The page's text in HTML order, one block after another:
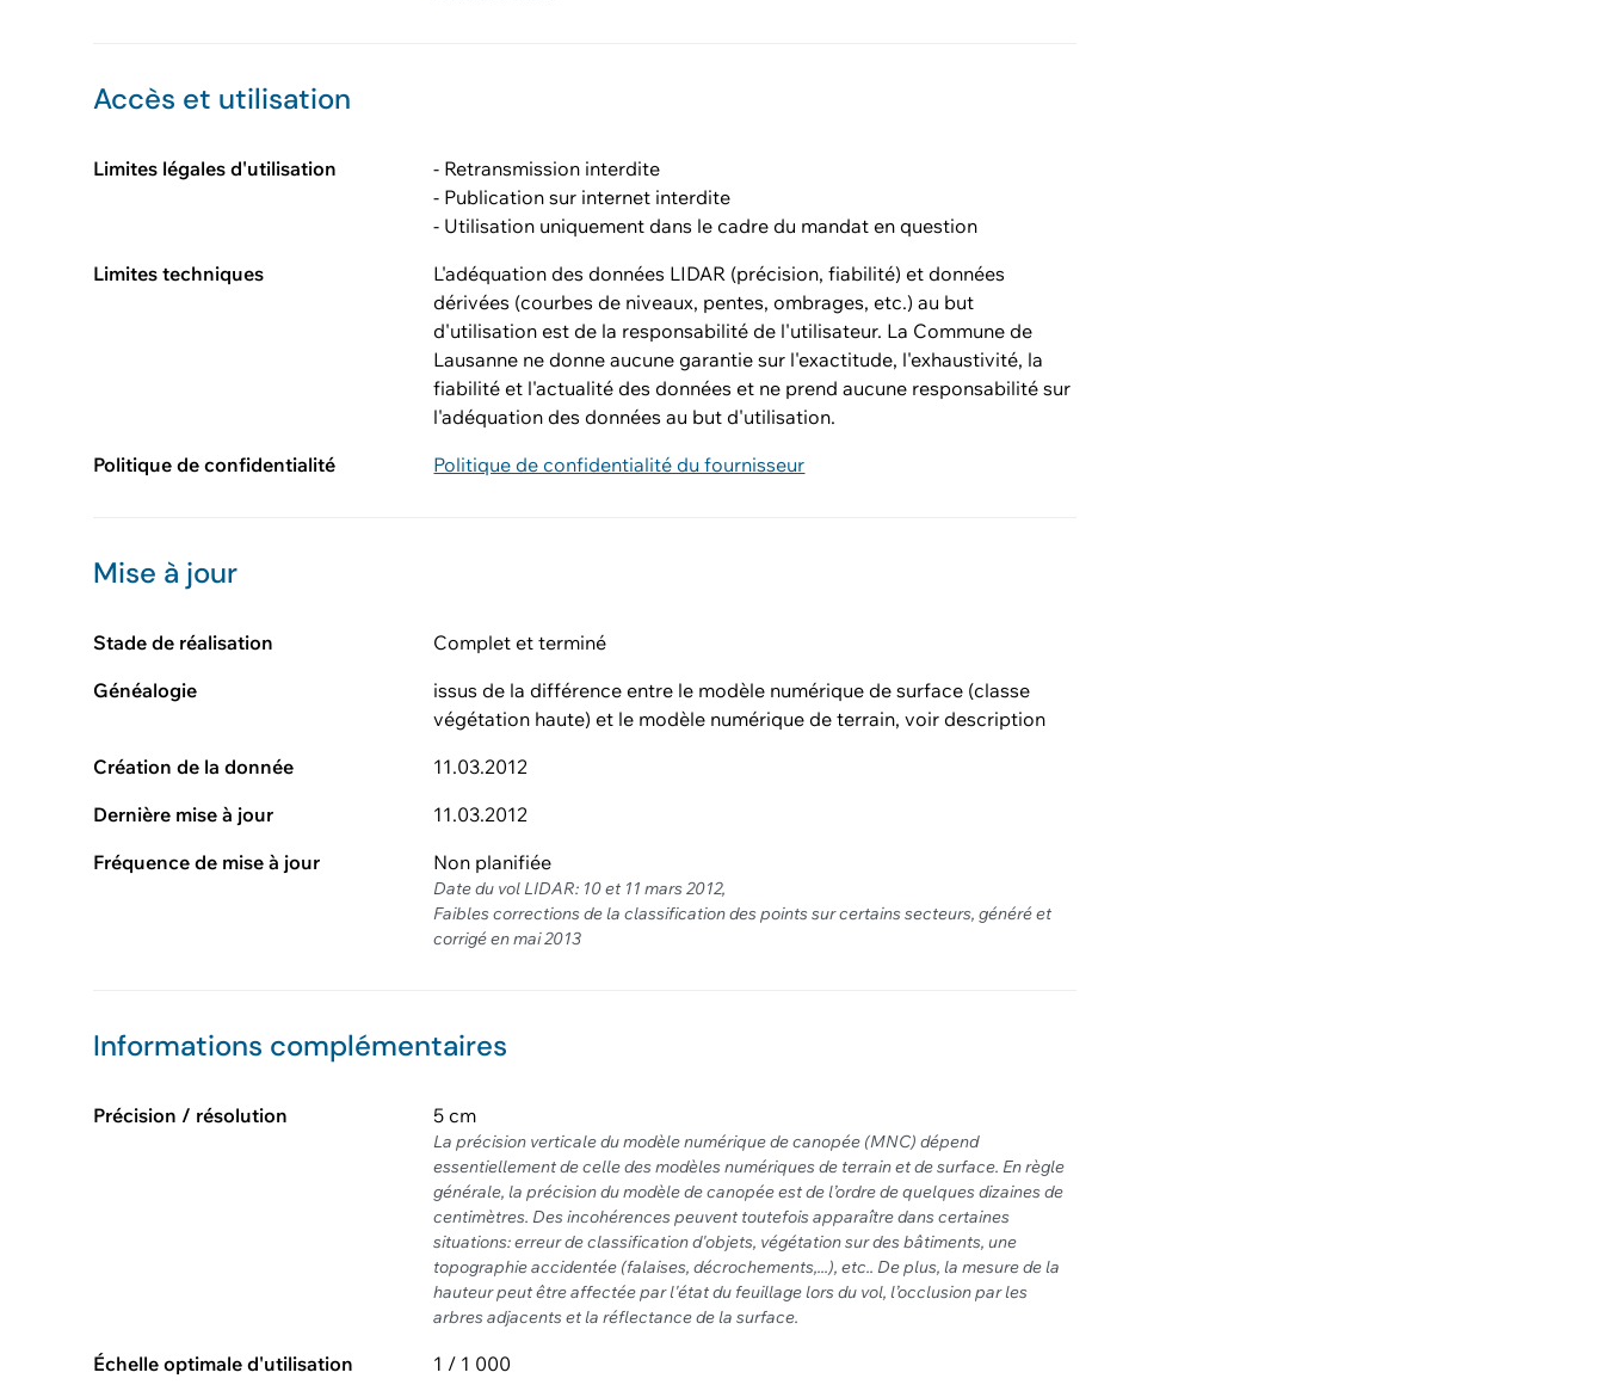
Accès et utilisation
Limites légales d'utilisation
- Retransmission interdite
- Publication sur internet interdite
- Utilisation uniquement dans le cadre du mandat en question
Limites techniques
L'adéquation des données LIDAR (précision, fiabilité) et données
dérivées (courbes de niveaux, pentes, ombrages, etc.) au but
d'utilisation est de la responsabilité de l'utilisateur. La Commune de
Lausanne ne donne aucune garantie sur l'exactitude, l'exhaustivité, la
fiabilité et l'actualité des données et ne prend aucune responsabilité sur
l'adéquation des données au but d'utilisation.
Politique de confidentialité
Politique de confidentialité du fournisseur
Mise à jour
Stade de réalisation
Complet et terminé
Généalogie
issus de la différence entre le modèle numérique de surface (classe
végétation haute) et le modèle numérique de terrain, voir description
Création de la donnée
11.03.2012
Dernière mise à jour
11.03.2012
Fréquence de mise à jour
Non planifiée
Date du vol LIDAR: 10 et 11 mars 2012,
Faibles corrections de la classification des points sur certains secteurs, généré et
corrigé en mai 2013
Informations complémentaires
Précision / résolution 5 cm
La précision verticale du modèle numérique de canopée (MNC) dépend
essentiellement de celle des modèles numériques de terrain et de surface. En règle
générale, la précision du modèle de canopée est de l’ordre de quelques dizaines de
centimètres. Des incohérences peuvent toutefois apparaître dans certaines
situations: erreur de classification d'objets, végétation sur des bâtiments, une
topographie accidentée (falaises, décrochements,...), etc.. De plus, la mesure de la
hauteur peut être affectée par l'état du feuillage lors du vol, l’occlusion par les
arbres adjacents et la réflectance de la surface.
Échelle optimale d'utilisation 1 / 1 000